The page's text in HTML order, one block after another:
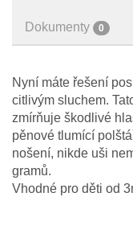
Dokumenty 0
Nyní máte řešení
citlivým sluchem.
zmírňuje škodlivé
pěnové tlumící
nošení, nikde uši
gramů.
Vhodné pro děti od